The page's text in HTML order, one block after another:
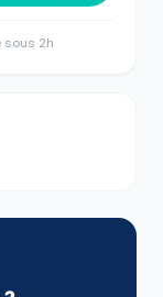
sous 2h